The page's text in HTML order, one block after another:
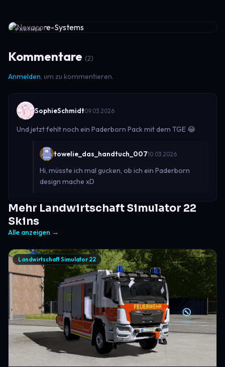
PARTNER
Kommentare (2)
Anmelden, um zu kommentieren.
SophieSchmidt09.03.2026
Und jetzt fehlt noch ein Paderborn Pack mit dem TGE 😂
towelie_das_handtuch_00710.03.2026
Hi, müsste ich mal gucken, ob ich ein Paderborn
design mache xD
Mehr Landwirtschaft Simulator 22
Skins
Alle anzeigen →
Landwirtschaft Simulator 22